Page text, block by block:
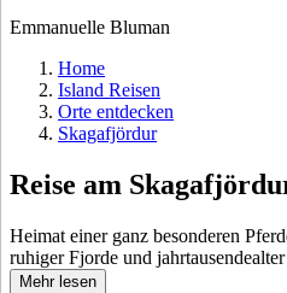
Emmanuelle Bluman
Home
Island Reisen
Orte entdecken
Skagafjördur
Reise am
Heimat einer ganz besonderen
ruhiger Fjorde und jahrtausendealter
Mehr lesen